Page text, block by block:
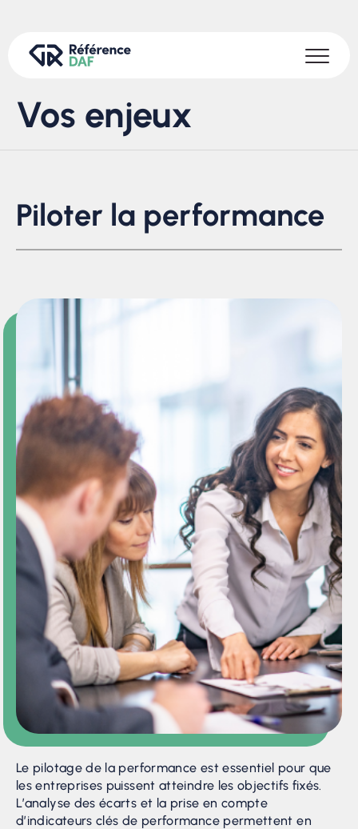
Vos enjeux
Piloter la performance
Le pilotage de la performance est essentiel pour que
les entreprises puissent atteindre les objectifs fixés.
L’analyse des écarts et la prise en compte
d’indicateurs clés de performance permettent en